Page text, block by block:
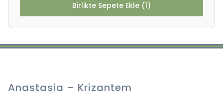
Birlikte Sepete Ekle (1)
Anastasia – Krizantem